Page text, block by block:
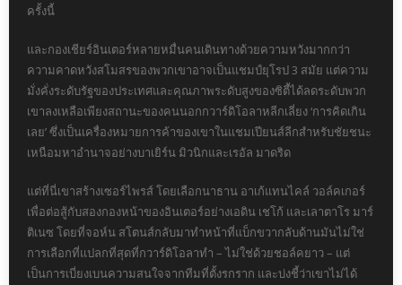
ครั้งนี้
และกองเชียร์อินเตอร์หลายหมื่นคนเดินทางด้วยความหวังมากกว่า
ความคาดหวังสโมสรของพวกเขาอาจเป็นแชมป์ยุโรป 3 สมัย แต่ความ
มั่งคั่งระดับรัฐของประเทศและคุณภาพระดับสูงของซิตี้ได้ลดระดับพวก
เขาลงเหลือเพียงสถานะของคนนอกกวาร์ดิโอลาหลีกเลี่ยง ‘การคิดเกิน
เลย’ ซึ่งเป็นเครื่องหมายการค้าของเขาในแชมเปียนส์ลีกสำหรับชัยชนะ
เหนือมหาอำนาจอย่างบาเยิร์น มิวนิกและเรอัล มาดริด
แต่ที่นี่เขาสร้างเซอร์ไพรส์ โดยเลือกนาธาน อาเก้แทนไคล์ วอล์คเกอร์
เพื่อต่อสู้กับสองกองหน้าของอินเตอร์อย่างเอดิน เชโก้ และเลาตาโร มาร์
ติเนซ โดยที่จอห์น สโตนส์กลับมาทำหน้าที่แบ็กขวากลับด้านมันไม่ใช่
การเลือกที่แปลกที่สุดที่กวาร์ดิโอลาทำ – ไม่ใช่ด้วยชอล์คยาว – แต่
เป็นการเบี่ยงเบนความสนใจจากทีมที่ตั้งรกราก และบ่งชี้ว่าเขาไม่ได้